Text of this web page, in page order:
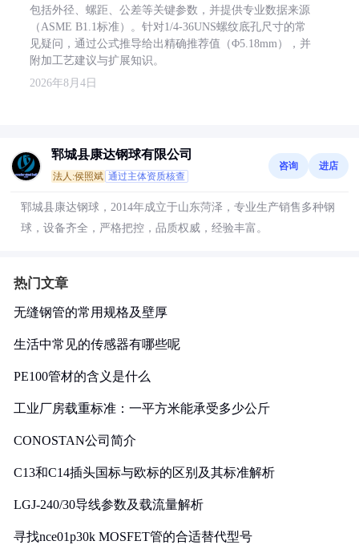
包括外径、螺距、公差等关键参数，并提供专业数据来源
（ASME B1.1标准）。针对1/4-36UNS螺纹底孔尺寸的常
见疑问，通过公式推导给出精确推荐值（Φ5.18mm），并
附加工艺建议与扩展知识。
2026年8月4日
郓城县康达钢球有限公司
法人:侯照斌 通过主体资质核查
咨询 进店
郓城县康达钢球，2014年成立于山东菏泽，专业生产销售多种钢
球，设备齐全，严格把控，品质权威，经验丰富。
热门文章
无缝钢管的常用规格及壁厚
生活中常见的传感器有哪些呢
PE100管材的含义是什么
工业厂房载重标准：一平方米能承受多少公斤
CONOSTAN公司简介
C13和C14插头国标与欧标的区别及其标准解析
LGJ-240/30导线参数及载流量解析
寻找nce01p30k MOSFET管的合适替代型号